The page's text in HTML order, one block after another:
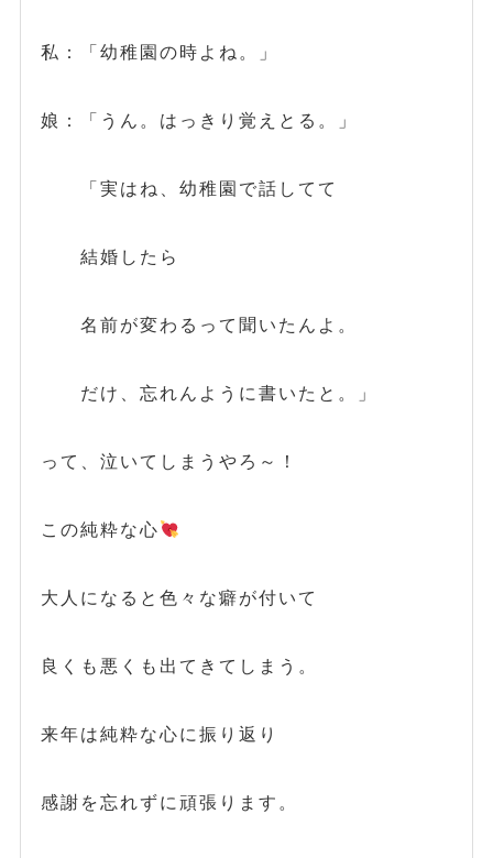
私：「幼稚園の時よね。」
娘：「うん。はっきり覚えとる。」
「実はね、幼稚園で話してて
結婚したら
名前が変わるって聞いたんよ。
だけ、忘れんように書いたと。」
って、泣いてしまうやろ～！
この純粋な心
大人になると色々な癖が付いて
良くも悪くも出てきてしまう。
来年は純粋な心に振り返り
感謝を忘れずに頑張ります。